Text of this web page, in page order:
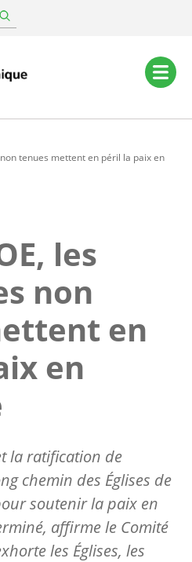
tenues mettent en péril la paix en
les
non
en
en
la ratification de
chemin des Églises de
soutenir la paix en
affirme le Comité
les Églises, les